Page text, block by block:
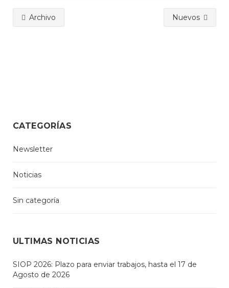
Archivo Nuevos
CATEGORÍAS
Newsletter
Noticias
Sin categoría
ULTIMAS NOTICIAS
SIOP 2026: Plazo para enviar trabajos, hasta el 17 de
Agosto de 2026